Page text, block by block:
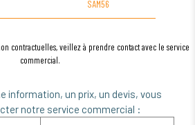
SAM56
contractuelles, veillez à prendre contact avec le service
commercial.
information, un prix, un devis, vous
notre service commercial :